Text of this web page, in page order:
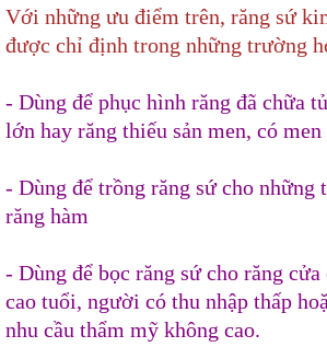
Với những ưu điểm trên, răng sứ
được chỉ định trong những trường
- Dùng để phục hình răng đã chữa
lớn hay răng thiếu sản men, có men
- Dùng để trồng răng sứ cho
răng hàm
- Dùng để bọc răng sứ cho răng
cao tuổi, người có thu nhập thấp
nhu cầu thẩm mỹ không cao.